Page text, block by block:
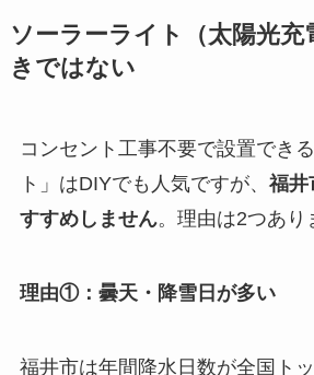
ソーラーライト（太陽光充
きではない
コンセント工事不要で設置でき
ト」はDIYでも人気ですが、 福井
すすめしません。理由は2つあり
理由①：曇天・降雪日が多い
福井市は年間降水日数が全国ト